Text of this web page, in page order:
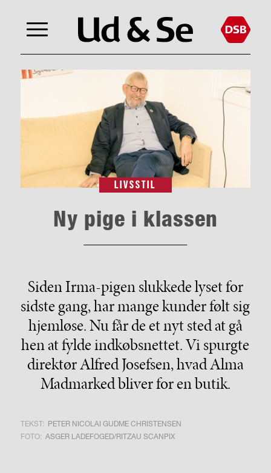
LIVSSTIL
Ny pige i klassen
Siden Irma-pigen slukkede lyset for
sidste gang, har mange kunder følt sig
hjemløse. Nu får de et nyt sted at gå
hen at fylde indkøbsnettet. Vi spurgte
direktør Alfred Josefsen, hvad Alma
Madmarked bliver for en butik.
TEKST: PETER NICOLAI GUDME CHRISTENSEN
FOTO: ASGER LADEFOGED/RITZAU SCANPIX